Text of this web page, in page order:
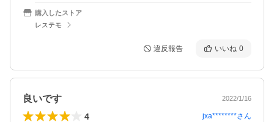
購入したストア
レステモ
違反報告 いいね 0
良いです 2022/1/16
4 jxa********さん